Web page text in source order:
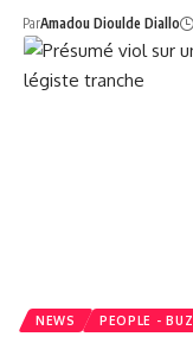
ParAmadou Dioulde Diallo
NEWS PEOPLE -